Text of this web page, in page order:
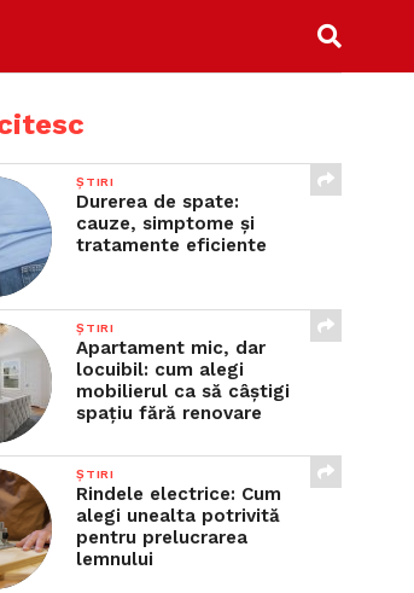
ȘTIRI
Durerea de spate:
cauze, simptome și
tratamente eficiente
ȘTIRI
Apartament mic, dar
locuibil: cum alegi
mobilierul ca să câștigi
spațiu fără renovare
ȘTIRI
Rindele electrice: Cum
alegi unealta potrivită
pentru prelucrarea
lemnului